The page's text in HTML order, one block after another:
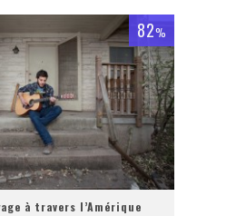
82%
à travers l’Amérique